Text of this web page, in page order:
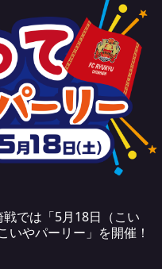
では「5月18日（こい
いやパーリー」を開催！